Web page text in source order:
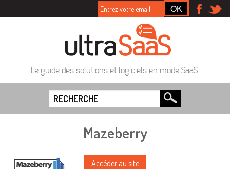
Le guide des solutions et logiciels en mode SaaS
Mazeberry
Accéder au site